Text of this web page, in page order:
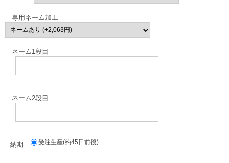
専用ネーム加工
ネーム1段目
ネーム2段目
納期 受注生産(約45日前後)